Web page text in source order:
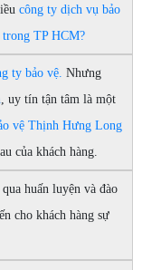
công ty dịch vụ bảo
TP HCM?
ty bảo vệ. Nhưng
, uy tín tận tâm là một
vệ Thịnh Hưng Long
của khách hàng.
huấn luyện và đào
cho khách hàng sự